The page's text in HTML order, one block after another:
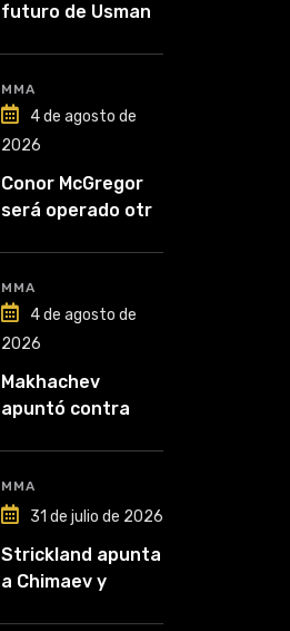
futuro de Usman
liga competirá”
MMA
4 de agosto de
2026
Conor McGregor
será operado otra
cinco”
MMA
4 de agosto de
2026
Makhachev
apuntó contra
lo perdió todo”
MMA
31 de julio de 2026
Strickland apunta
a Chimaev y